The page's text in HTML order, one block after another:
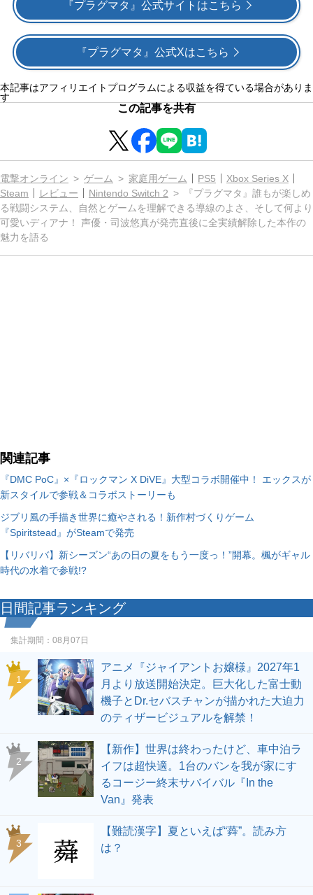
『プラグマタ』公式サイトはこちら
『プラグマタ』公式Xはこちら
本記事はアフィリエイトプログラムによる収益を得ている場合がありま
す
この記事を共有
電撃オンライン ゲーム 家庭用ゲーム PS5
Xbox Series X
Steam
レビュー Nintendo Switch 2
『プラグマタ』誰もが楽しめ
る戦闘システム、自然とゲームを理解できる導線のよさ、そして何より
可愛いディアナ！ 声優・司波悠真が発売直後に全実績解除した本作の
魅力を語る
関連記事
『DMC PoC』×『ロックマン X DiVE』大型コラボ開催中！ エックスが
新スタイルで参戦＆コラボストーリーも
ジブリ風の手描き世界に癒やされる！新作村づくりゲーム
『Spiritstead』がSteamで発売
【リバリバ】新シーズン“あの日の夏をもう一度っ！”開幕。楓がギャル
時代の水着で参戦!?
日間記事ランキング
集計期間： 08月07日
1
アニメ『ジャイアントお嬢様』2027年1
月より放送開始決定。巨大化した富士動
機子とDr.セバスチャンが描かれた大迫力
のティザービジュアルを解禁！
2
【新作】世界は終わったけど、車中泊ラ
イフは超快適。1台のバンを我が家にす
るコージー終末サバイバル『In the
Van』発表
3
【難読漢字】夏といえば“蕣”。読み方
は？